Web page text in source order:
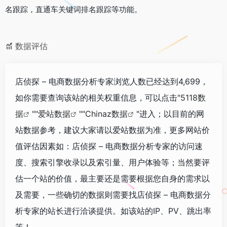
名跟踪，直通车关键词排名跟踪等功能。
数据评估
店侦探 – 电商数据分析专家浏览人数已经达到4,699，
如你需要查询该站的相关权重信息，可以点击"5118数
据
""爱站数据 ""Chinaz数据
"进入；以目前的网
站数据参考，建议大家请以爱站数据为准，更多网站价
值评估因素如：店侦探 – 电商数据分析专家的访问速
度、搜索引擎收录以及索引量、用户体验等；当然要评
估一个站的价值，最主要还是需要根据您自身的需求以
及需要，一些确切的数据则需要找店侦探 – 电商数据分
析专家的站长进行洽谈提供。如该站的IP、PV、跳出率